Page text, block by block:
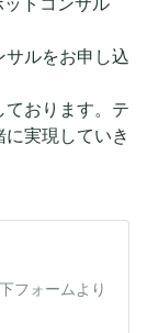
ルをお申し込
ております。テ
実現していき
フォームより